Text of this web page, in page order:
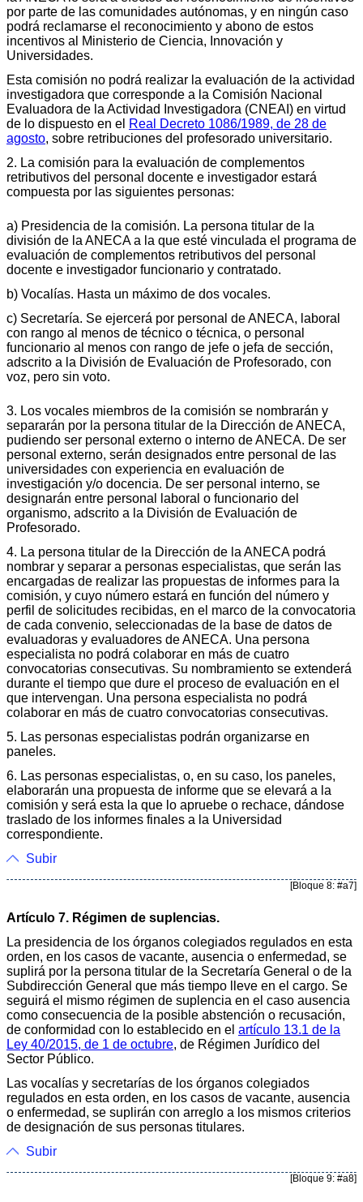
por parte de las comunidades autónomas, y en ningún caso
podrá reclamarse el reconocimiento y abono de estos
incentivos al Ministerio de Ciencia, Innovación y
Universidades.
Esta comisión no podrá realizar la evaluación de la actividad
investigadora que corresponde a la Comisión Nacional
Evaluadora de la Actividad Investigadora (CNEAI) en virtud
de lo dispuesto en el Real Decreto 1086/1989, de 28 de
agosto, sobre retribuciones del profesorado universitario.
2. La comisión para la evaluación de complementos
retributivos del personal docente e investigador estará
compuesta por las siguientes personas:
a) Presidencia de la comisión. La persona titular de la
división de la ANECA a la que esté vinculada el programa de
evaluación de complementos retributivos del personal
docente e investigador funcionario y contratado.
b) Vocalías. Hasta un máximo de dos vocales.
c) Secretaría. Se ejercerá por personal de ANECA, laboral
con rango al menos de técnico o técnica, o personal
funcionario al menos con rango de jefe o jefa de sección,
adscrito a la División de Evaluación de Profesorado, con
voz, pero sin voto.
3. Los vocales miembros de la comisión se nombrarán y
separarán por la persona titular de la Dirección de ANECA,
pudiendo ser personal externo o interno de ANECA. De ser
personal externo, serán designados entre personal de las
universidades con experiencia en evaluación de
investigación y/o docencia. De ser personal interno, se
designarán entre personal laboral o funcionario del
organismo, adscrito a la División de Evaluación de
Profesorado.
4. La persona titular de la Dirección de la ANECA podrá
nombrar y separar a personas especialistas, que serán las
encargadas de realizar las propuestas de informes para la
comisión, y cuyo número estará en función del número y
perfil de solicitudes recibidas, en el marco de la convocatoria
de cada convenio, seleccionadas de la base de datos de
evaluadoras y evaluadores de ANECA. Una persona
especialista no podrá colaborar en más de cuatro
convocatorias consecutivas. Su nombramiento se extenderá
durante el tiempo que dure el proceso de evaluación en el
que intervengan. Una persona especialista no podrá
colaborar en más de cuatro convocatorias consecutivas.
5. Las personas especialistas podrán organizarse en
paneles.
6. Las personas especialistas, o, en su caso, los paneles,
elaborarán una propuesta de informe que se elevará a la
comisión y será esta la que lo apruebe o rechace, dándose
traslado de los informes finales a la Universidad
correspondiente.
Subir
[Bloque 8: #a7]
Artículo 7. Régimen de suplencias.
La presidencia de los órganos colegiados regulados en esta
orden, en los casos de vacante, ausencia o enfermedad, se
suplirá por la persona titular de la Secretaría General o de la
Subdirección General que más tiempo lleve en el cargo. Se
seguirá el mismo régimen de suplencia en el caso ausencia
como consecuencia de la posible abstención o recusación,
de conformidad con lo establecido en el artículo 13.1 de la
Ley 40/2015, de 1 de octubre, de Régimen Jurídico del
Sector Público.
Las vocalías y secretarías de los órganos colegiados
regulados en esta orden, en los casos de vacante, ausencia
o enfermedad, se suplirán con arreglo a los mismos criterios
de designación de sus personas titulares.
Subir
[Bloque 9: #a8]